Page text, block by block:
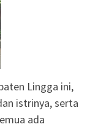
Lingga ini,
istrinya, serta
ada